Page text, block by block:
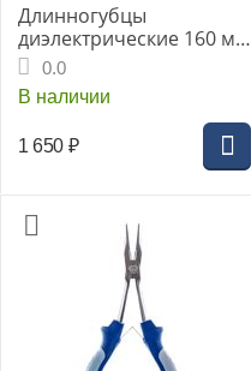
Длинногубцы
диэлектрические 160 мм
(до 1000В) WORKPRO
0.0
В наличии
1 650 ₽